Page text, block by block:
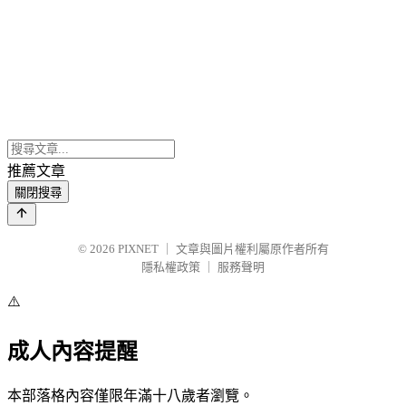
推薦文章
關閉搜尋
© 2026 PIXNET
文章與圖片權利屬原作者所有
隱私權政策
服務聲明
⚠️
成人內容提醒
本部落格內容僅限年滿十八歲者瀏覽。